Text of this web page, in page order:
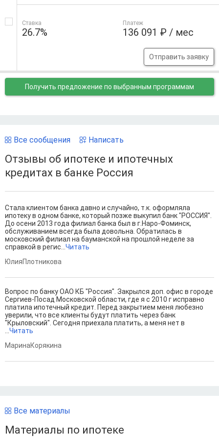
Ставка
26.7%
Платеж
136 091 ₽ / мес
Отправить заявку
Получить предложение по выбранным программам
Все сообщения Написать
Отзывы об ипотеке и ипотечных
кредитах в банке Россия
Стала клиентом банка давно и случайно, т.к. оформляла
ипотеку в одном банке, который позже выкупил банк "РОССИЯ".
До осени 2013 года филиал банка был в г.Наро-Фоминск,
обслуживанием всегда была довольна. Обратилась в
московский филиал на бауманской на прошлой неделе за
справкой в регис...Читать
ЮлияПлотникова
Вопрос по банку ОАО КБ "Россия". Закрылся доп. офис в городе
Сергиев-Посад Московской области, где я с 2010 г исправно
платила ипотечный кредит. Перед закрытием меня любезно
уверили, что все клиенты будут платить через банк
"Крыловский". Сегодня приехала платить, а меня нет в
...Читать
МаринаКорякина
Все материалы
Материалы по ипотеке